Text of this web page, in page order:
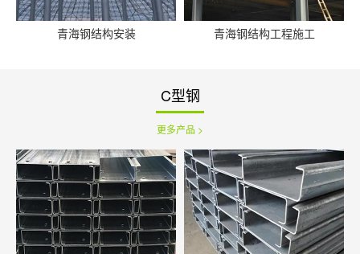
青海钢结构安装 青海钢结构工程施工
C型钢
更多产品 >